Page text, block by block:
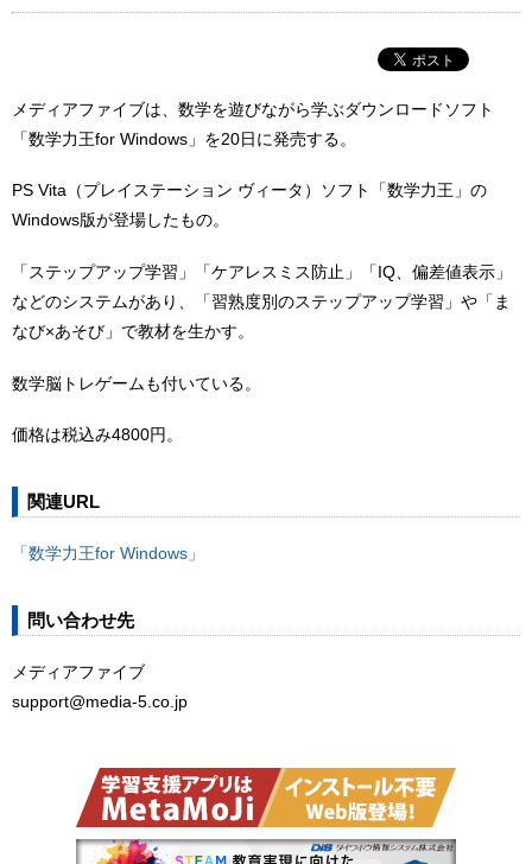
メディアファイブは、数学を遊びながら学ぶダウンロードソフト
「数学力王for Windows」を20日に発売する。
PS Vita（プレイステーション ヴィータ）ソフト「数学力王」の
Windows版が登場したもの。
「ステップアップ学習」「ケアレスミス防止」「IQ、偏差値表示」
などのシステムがあり、「習熟度別のステップアップ学習」や「ま
なび×あそび」で教材を生かす。
数学脳トレゲームも付いている。
価格は税込み4800円。
関連URL
「数学力王for Windows」
問い合わせ先
メディアファイブ
support@media-5.co.jp